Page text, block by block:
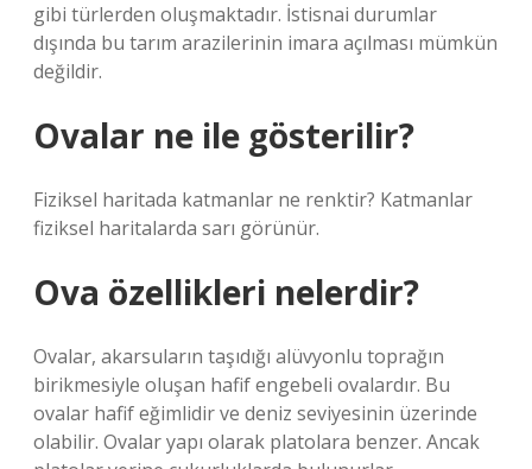
gibi türlerden oluşmaktadır. İstisnai durumlar
dışında bu tarım arazilerinin imara açılması mümkün
değildir.
Ovalar ne ile gösterilir?
Fiziksel haritada katmanlar ne renktir? Katmanlar
fiziksel haritalarda sarı görünür.
Ova özellikleri nelerdir?
Ovalar, akarsuların taşıdığı alüvyonlu toprağın
birikmesiyle oluşan hafif engebeli ovalardır. Bu
ovalar hafif eğimlidir ve deniz seviyesinin üzerinde
olabilir. Ovalar yapı olarak platolara benzer. Ancak